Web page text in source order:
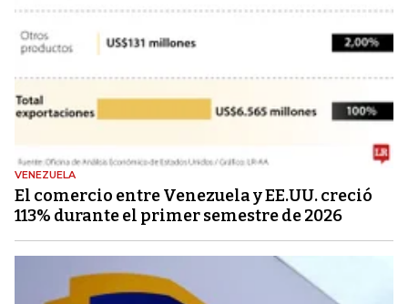
VENEZUELA
El comercio entre Venezuela y EE.UU. creció
113% durante el primer semestre de 2026